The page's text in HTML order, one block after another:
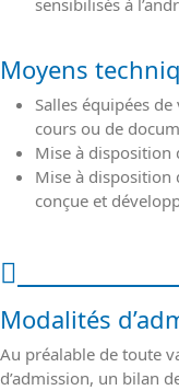
sensibilisés à
Moyens
Salles équipées
cours ou de
Mise à disposition
Mise à disposition
conçue et
Modalités
Au préalable de toute
d’admission, un bilan